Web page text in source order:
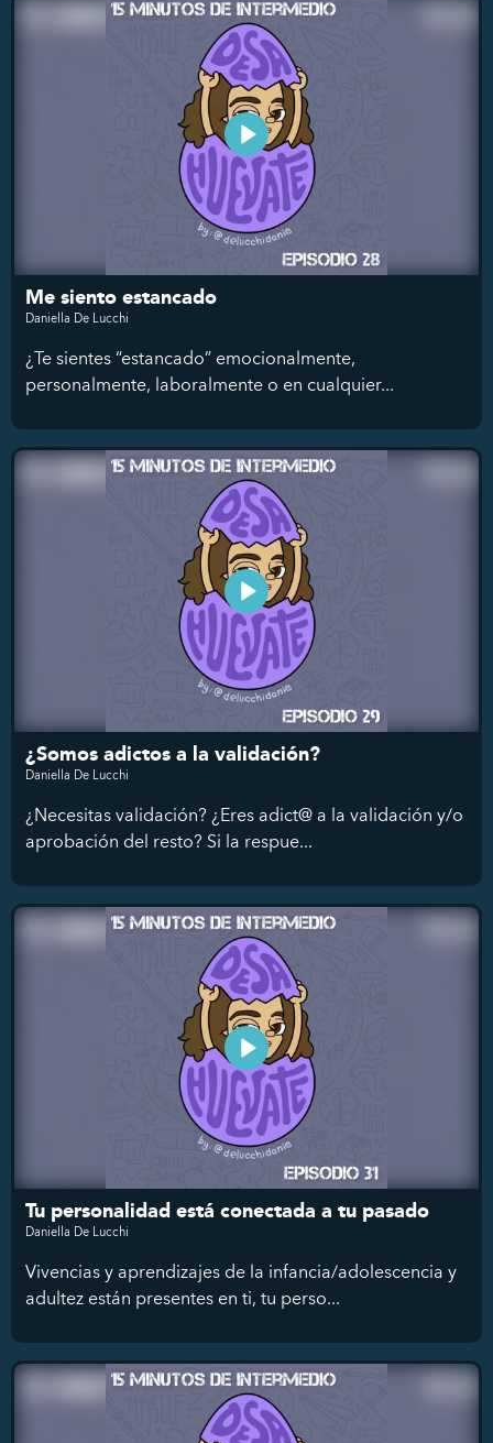
Me siento estancado
Daniella De Lucchi
¿Te sientes “estancado” emocionalmente,
personalmente, laboralmente o en cualquier...
¿Somos adictos a la validación?
Daniella De Lucchi
¿Necesitas validación? ¿Eres adict@ a la validación y/o
aprobación del resto? Si la respue...
Tu personalidad está conectada a tu pasado
Daniella De Lucchi
Vivencias y aprendizajes de la infancia/adolescencia y
adultez están presentes en ti, tu perso...